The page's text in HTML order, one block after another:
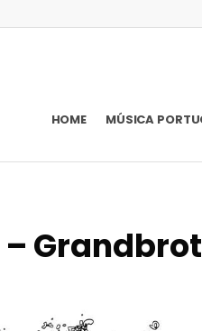
HOME MÚSICA